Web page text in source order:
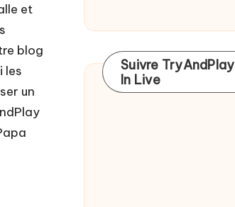
et
blog
les
un
Suivre TryAndPlay
In Live